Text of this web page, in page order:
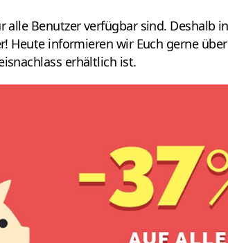
Benutzer verfügbar sind. Deshalb
Heute informieren wir Euch gerne
erhältlich ist.